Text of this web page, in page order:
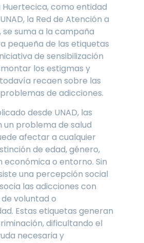
Huertecica, como entidad
la Red de Atención a
se suma a la campaña
pequeña de las etiquetas
de sensibilización
los estigmas y
recaen sobre las
de adicciones.
desde UNAD, las
un problema de salud
afectar a cualquier
de edad, género,
económica o entorno. Sin
una percepción social
las adicciones con
voluntad o
Estas etiquetas generan
dificultando el
necesaria y